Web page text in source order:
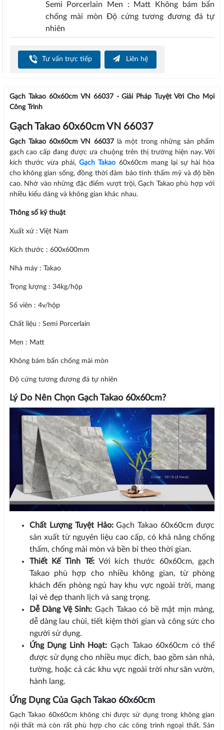
Semi Porcerlain Men : Matt Không bám bẩn
chống mài mòn Độ cứng tương đương đá tự
nhiên
Tư vấn trực tiếp Liên hệ
Gạch Takao 60x60cm VN 66037 - Giải Pháp Tuyệt Vời Cho Mọi
Công Trình
Gạch Takao 60x60cm VN 66037
Gạch Takao 60x60cm VN 66037
là một trong những sản phẩm
gạch cao cấp đang được ưa chuộng trên thị trường hiện nay. Với
kích thước vừa phải,Gạch Takao 60x60cm mang lại sự hài hòa
cho không gian sống, đồng thời đảm bảo tính thẩm mỹ và độ bền
cao. Nhờ vào những đặc điểm vượt trội, Gạch Takao phù hợp với
nhiều kiểu dáng và không gian khác nhau.
Thông số kỹ thuật
Xuất xứ : Việt Nam
Kích thước : 600x600mm
Nhà máy : Takao
Trọng lượng : 34kg/hộp
Số viên : 4v/hộp
Chất liệu : Semi Porcerlain
Men : Matt
Không bám bẩn chống mài mòn
Độ cứng tương đương đá tự nhiên
Lý Do Nên Chọn Gạch Takao 60x60cm?
Chất Lượng Tuyệt Hảo:Gạch Takao 60x60cm được
sản xuất từ nguyên liệu cao cấp, có khả năng chống
thấm, chống mài mòn và bền bỉ theo thời gian.
Thiết Kế Tinh Tế:Với kích thước 60x60cm, gạch
Takao phù hợp cho nhiều không gian, từ phòng
khách đến phòng ngủ hay khu vực ngoài trời, mang
lại vẻ đẹp thanh lịch và sang trọng.
Dễ Dàng Vệ Sinh: Gạch Takao có bề mặt mịn màng,
dễ dàng lau chùi, tiết kiệm thời gian và công sức cho
người sử dụng.
Ứng Dụng Linh Hoạt: Gạch Takao 60x60cm có thể
được sử dụng cho nhiều mục đích, bao gồm sàn nhà,
tường, hoặc cả các khu vực ngoài trời như sân vườn,
hành lang.
Ứng Dụng Của Gạch Takao 60x60cm
Gạch Takao 60x60cm không chỉ được sử dụng trong không gian
nội thất mà còn rất phù hợp cho các công trình ngoại thất. Sản